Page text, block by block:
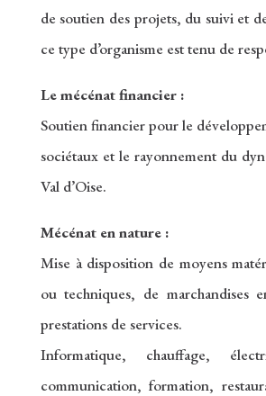
de soutien des projets, du suivi et
ce type d’organisme est tenu de
Le mécénat financier :
Soutien financier pour le
sociétaux et le rayonnement du
Val d’Oise.
Mécénat en nature :
Mise à disposition de moyens
ou techniques, de marchandises
prestations de services.
Informatique, chauffage,
communication, formation,